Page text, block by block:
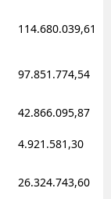
114.680.039,61
97.851.774,54
42.866.095,87
4.921.581,30
26.324.743,60